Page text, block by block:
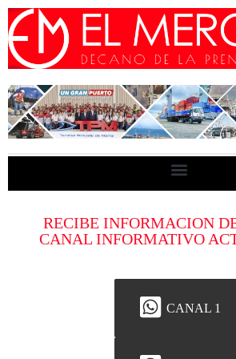
RECIBE INFORMACION
CANAL INFORMATIVO
CANAL 1